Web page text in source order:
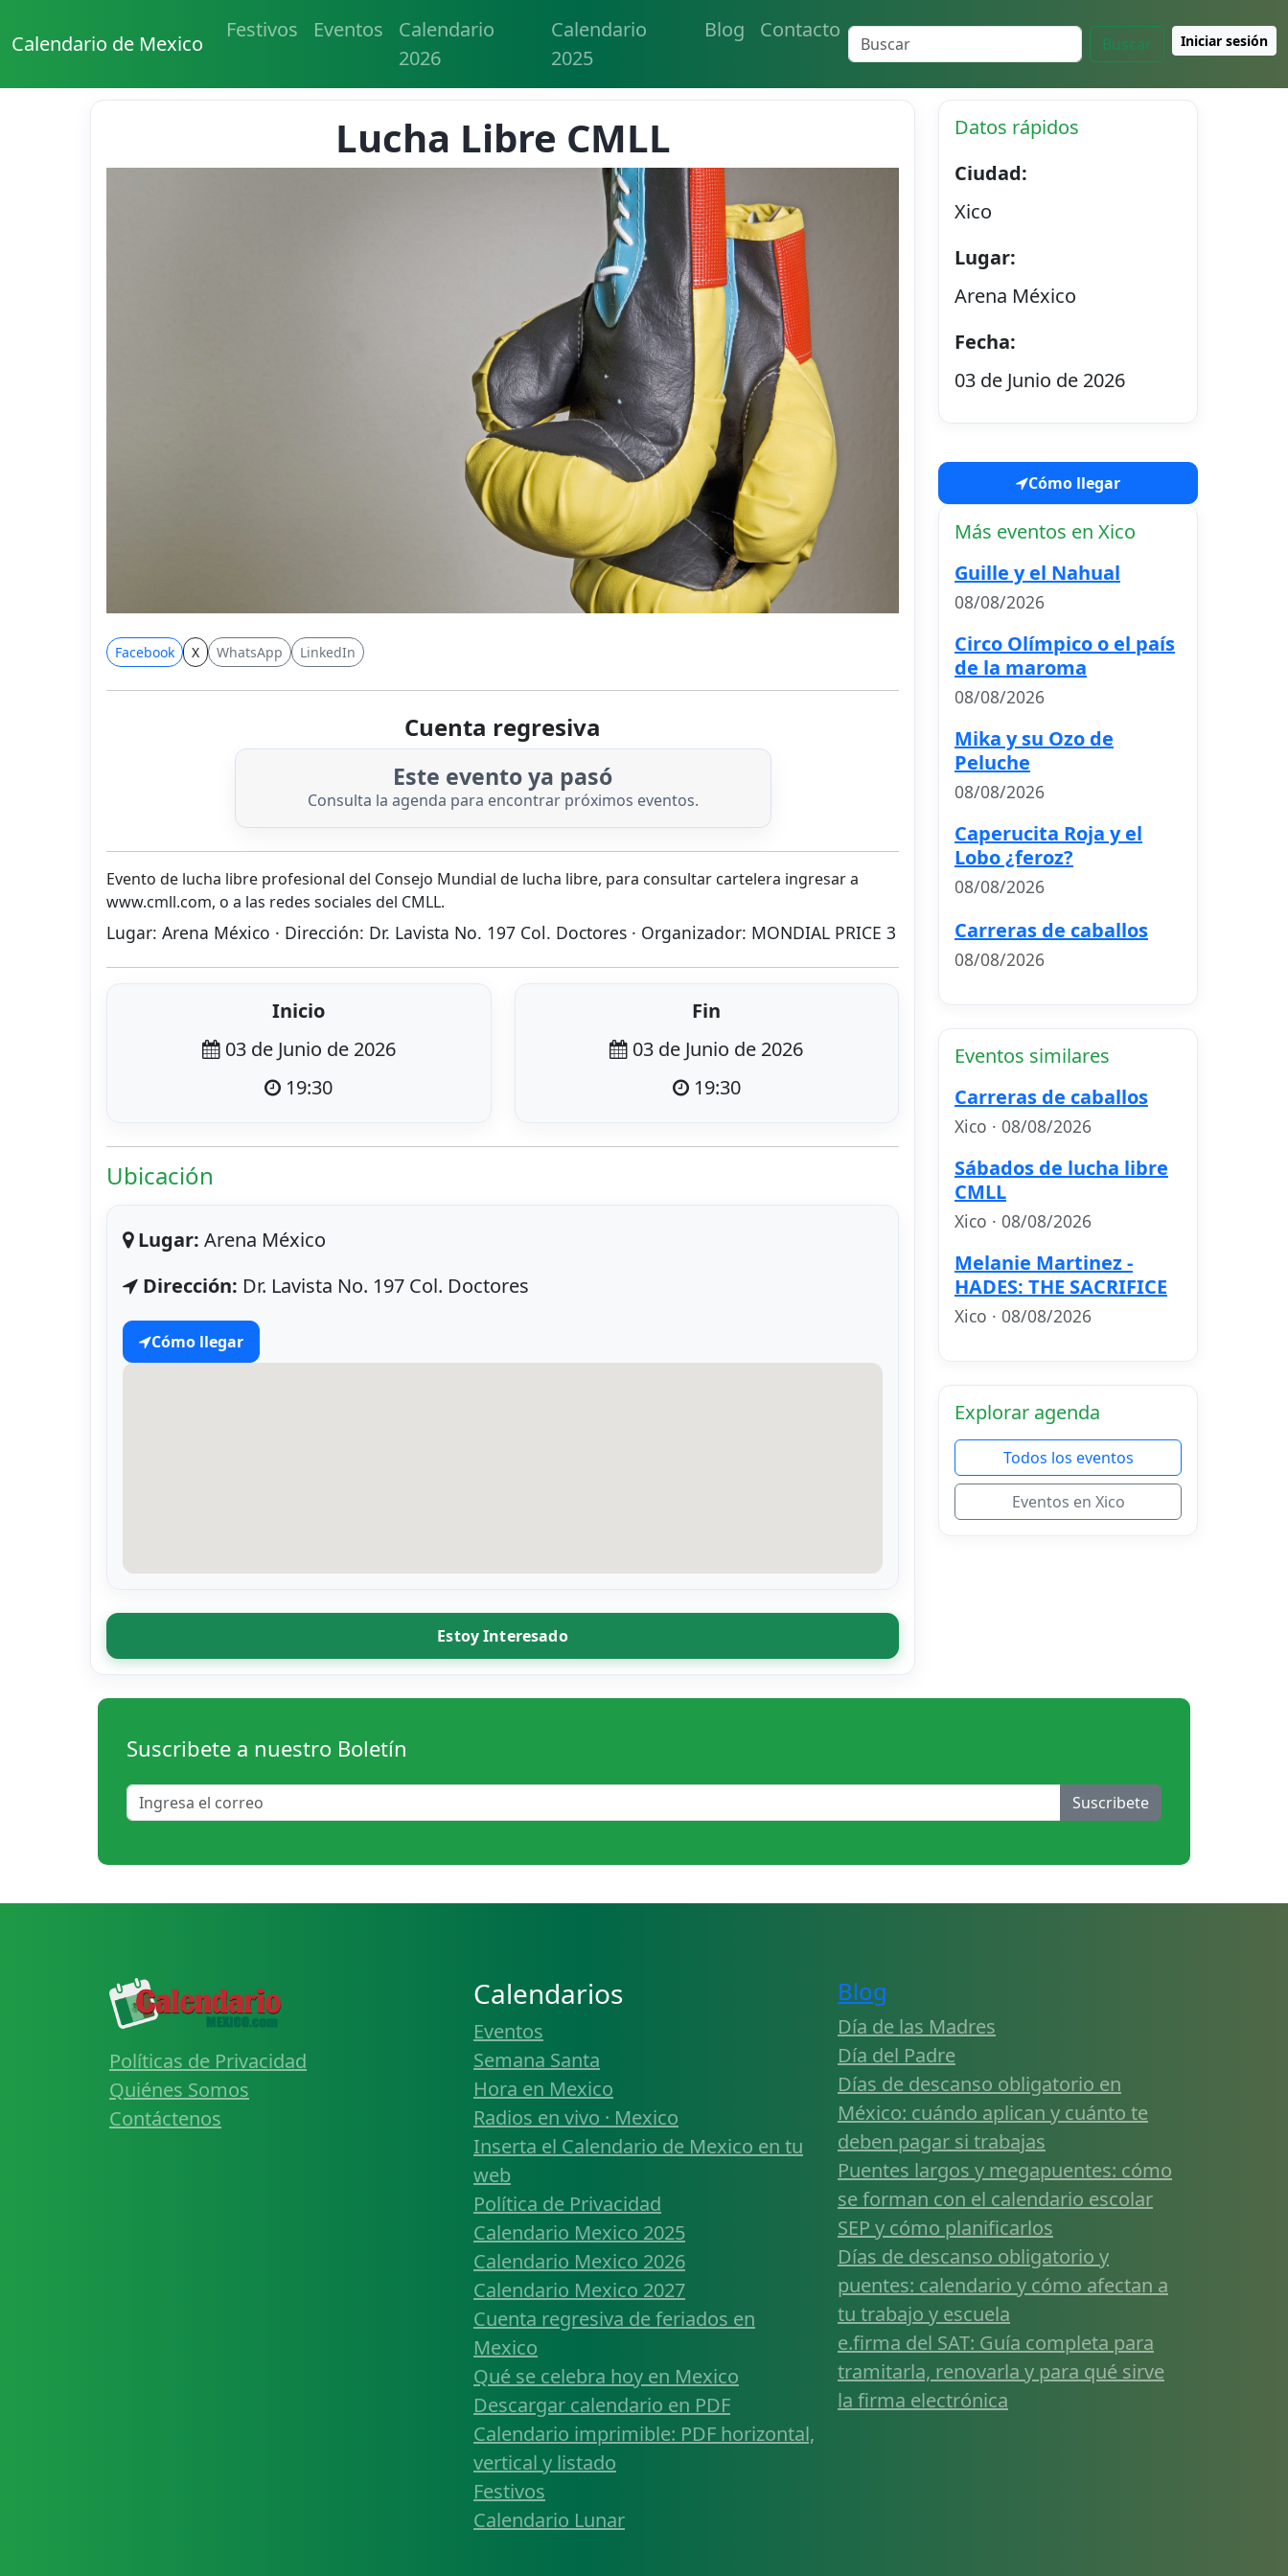
Calendario de Mexico
Festivos Eventos
Calendario
2026
Calendario
2025
Blog Contacto
Buscar Iniciar sesión
Lucha Libre CMLL
Facebook X WhatsApp LinkedIn
Cuenta regresiva
Este evento ya pasó
Consulta la agenda para encontrar próximos eventos.
Evento de lucha libre profesional del Consejo Mundial de lucha libre, para consultar cartelera ingresar a
www.cmll.com, o a las redes sociales del CMLL.
Lugar: Arena México · Dirección: Dr. Lavista No. 197 Col. Doctores · Organizador: MONDIAL PRICE 3
Inicio
03 de Junio de 2026
19:30
Fin
03 de Junio de 2026
19:30
Ubicación
Lugar: Arena México
Dirección: Dr. Lavista No. 197 Col. Doctores
Cómo llegar
Estoy Interesado
Datos rápidos
Ciudad:
Xico
Lugar:
Arena México
Fecha:
03 de Junio de 2026
Cómo llegar
Más eventos en Xico
Guille y el Nahual
08/08/2026
Circo Olímpico o el país
de la maroma
08/08/2026
Mika y su Ozo de
Peluche
08/08/2026
Caperucita Roja y el
Lobo ¿feroz?
08/08/2026
Carreras de caballos
08/08/2026
Eventos similares
Carreras de caballos
Xico · 08/08/2026
Sábados de lucha libre
CMLL
Xico · 08/08/2026
Melanie Martinez -
HADES: THE SACRIFICE
Xico · 08/08/2026
Explorar agenda
Todos los eventos
Eventos en Xico
Suscribete a nuestro Boletín
Suscribete
Políticas de Privacidad
Quiénes Somos
Contáctenos
Calendarios
Eventos
Semana Santa
Hora en Mexico
Radios en vivo · Mexico
Inserta el Calendario de Mexico en tu
web
Política de Privacidad
Calendario Mexico 2025
Calendario Mexico 2026
Calendario Mexico 2027
Cuenta regresiva de feriados en
Mexico
Qué se celebra hoy en Mexico
Descargar calendario en PDF
Calendario imprimible: PDF horizontal,
vertical y listado
Festivos
Calendario Lunar
Blog
Día de las Madres
Día del Padre
Días de descanso obligatorio en
México: cuándo aplican y cuánto te
deben pagar si trabajas
Puentes largos y megapuentes: cómo
se forman con el calendario escolar
SEP y cómo planificarlos
Días de descanso obligatorio y
puentes: calendario y cómo afectan a
tu trabajo y escuela
e.firma del SAT: Guía completa para
tramitarla, renovarla y para qué sirve
la firma electrónica